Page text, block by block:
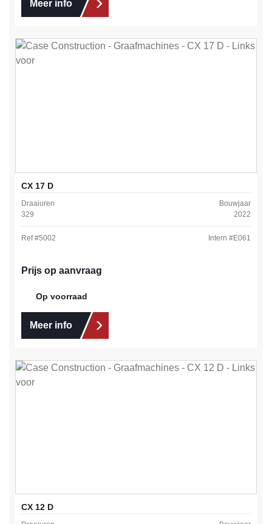
Meer info
CX 17 D
Draaiuren
329
Bouwjaar
2022
Ref #5002 Intern #E061
Prijs op aanvraag
Op voorraad
Meer info
CX 12 D